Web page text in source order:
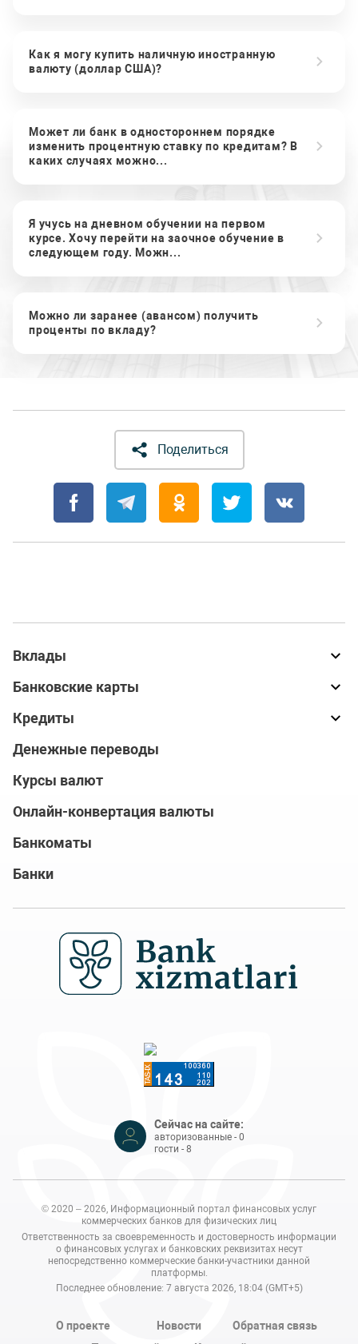
Как я могу купить наличную иностранную
валюту (доллар США)?
Может ли банк в одностороннем порядке
изменить процентную ставку по кредитам? В
каких случаях можно...
Я учусь на дневном обучении на первом
курсе. Хочу перейти на заочное обучение в
следующем году. Можн...
Можно ли заранее (авансом) получить
проценты по вкладу?
Поделиться
Вклады
Банковские карты
Кредиты
Денежные переводы
Курсы валют
Онлайн-конвертация валюты
Банкоматы
Банки
Сейчас на сайте:
авторизованные - 0
гости - 8
© 2020 – 2026, Информационный портал финансовых услуг
коммерческих банков для физических лиц
Ответственность за своевременность и достоверность информации
о финансовых услугах и банковских реквизитах несут
непосредственно коммерческие банки-участники данной
платформы.
Последнее обновление: 7 августа 2026, 18:04 (GMT+5)
О проекте Новости
Обратная связь